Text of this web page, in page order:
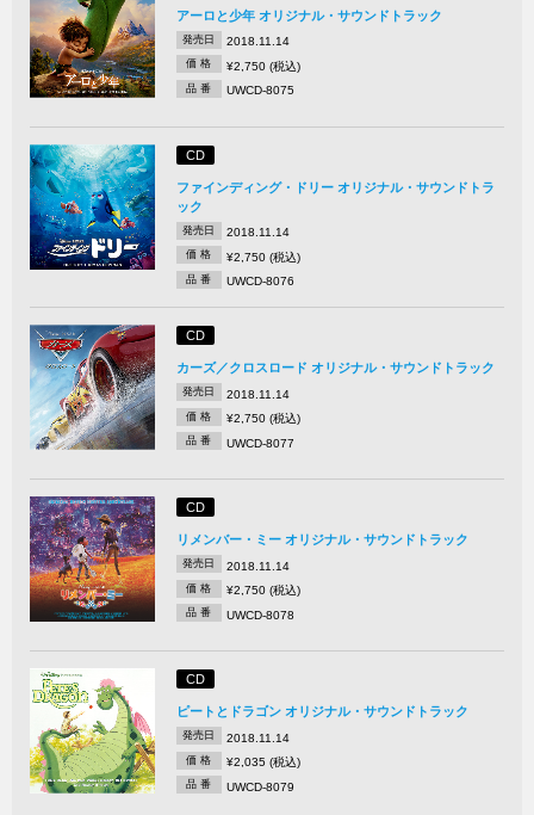
アーロと少年 オリジナル・サウンドトラック
発売日 2018.11.14
価 格 ¥2,750 (税込)
品 番 UWCD-8075
CD
ファインディング・ドリー オリジナル・サウンドトラ
ック
発売日 2018.11.14
価 格 ¥2,750 (税込)
品 番 UWCD-8076
CD
カーズ／クロスロード オリジナル・サウンドトラック
発売日 2018.11.14
価 格 ¥2,750 (税込)
品 番 UWCD-8077
CD
リメンバー・ミー オリジナル・サウンドトラック
発売日 2018.11.14
価 格 ¥2,750 (税込)
品 番 UWCD-8078
CD
ピートとドラゴン オリジナル・サウンドトラック
発売日 2018.11.14
価 格 ¥2,035 (税込)
品 番 UWCD-8079